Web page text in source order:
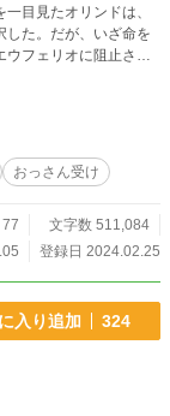
目見たオリンドは、
した。だが、いざ命を
ウフェリオに阻止され
ーティに勧誘された
冒険が始まる。 ※
お役に立ちたい〜大
で投稿しています
おっさん受け
文字数 511,084
登録日 2024.02.25
入り追加 324